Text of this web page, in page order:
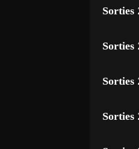
Sorties
Sorties
Sorties
Sorties